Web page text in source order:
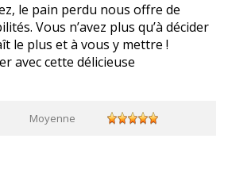
le pain perdu nous offre de
Vous n’avez plus qu’à décider
le plus et à vous y mettre !
avec cette délicieuse
Moyenne